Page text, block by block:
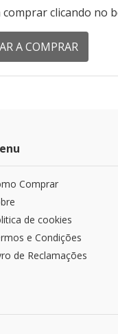
clicando no
A COMPRAR
Comprar
de cookies
e Condições
de Reclamações